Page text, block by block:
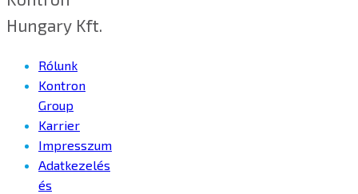
Hungary Kft.
Rólunk
Kontron
Group
Karrier
Impresszum
Adatkezelés
és